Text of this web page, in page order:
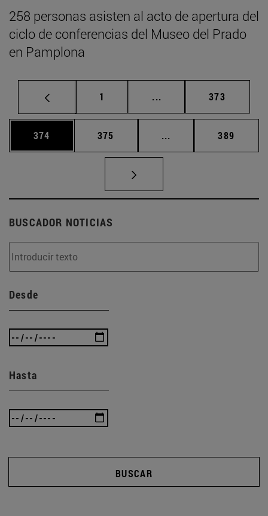
258 personas asisten al acto de apertura del
ciclo de conferencias del Museo del Prado
en Pamplona
Página
1 ... Páginas intermedias
Página
373
Página
374 Página
375 ... Páginas intermedias
Página
389
BUSCADOR NOTICIAS
Desde
Hasta
BUSCAR